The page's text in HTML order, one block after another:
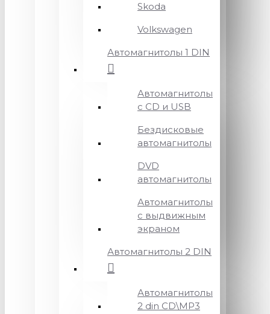
Skoda
Volkswagen
Автомагнитолы 1 DIN
Автомагнитолы
с CD и USB
Бездисковые
автомагнитолы
DVD
автомагнитолы
Автомагнитолы
с выдвижным
экраном
Автомагнитолы 2 DIN
Автомагнитолы
2 din CD\MP3